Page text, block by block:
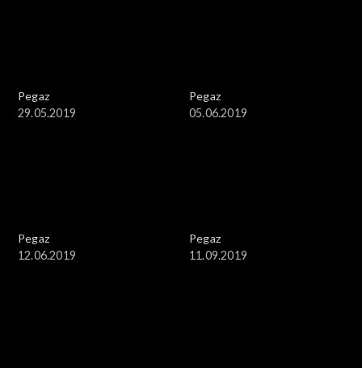
Pegaz
29.05.2019
Pegaz
05.06.2019
Pegaz
12.06.2019
Pegaz
11.09.2019